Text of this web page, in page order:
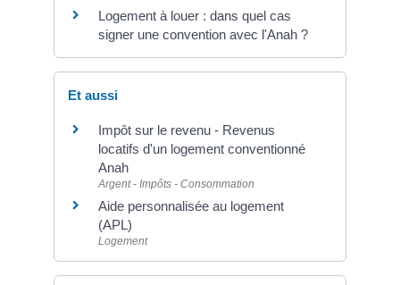
Logement à louer : dans quel cas
signer une convention avec l'Anah ?
Et aussi
Impôt sur le revenu - Revenus
locatifs d'un logement conventionné
Anah
Argent - Impôts - Consommation
Aide personnalisée au logement
(APL)
Logement